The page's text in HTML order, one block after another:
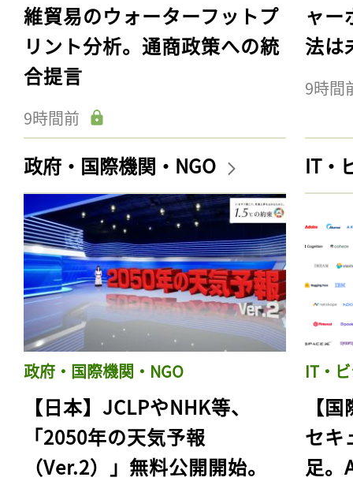
維貿易のウォーターフットプ
リント分析。通商政策への統
合提言
9時間前
ャー
法は
9時間
政府・国際機関・NGO
政府・国際機関・NGO
【日本】JCLPやNHK等、
「2050年の天気予報
（Ver.2）」無料公開開始。
IT・
IT・
【
セキ
足。